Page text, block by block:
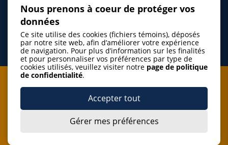
Je m'abonne à l'infolettre
J’accepte de m’abonner à l’infolettre de La Gazette de la
Nous prenons à coeur de protéger vos
données
Ce site utilise des cookies (fichiers témoins), déposés
par notre site web, afin d’améliorer votre expérience
de navigation. Pour plus d’information sur les finalités
et pour personnaliser vos préférences par type de
cookies utilisés, veuillez visiter notre page de politique
de confidentialité.
Accepter tout
Gérer mes préférences